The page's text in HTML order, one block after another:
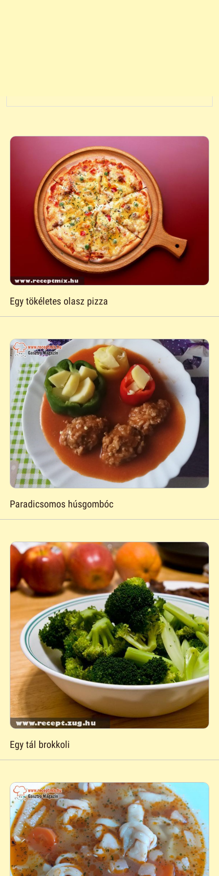
Egy tökéletes olasz pizza
Paradicsomos húsgombóc
Egy tál brokkoli